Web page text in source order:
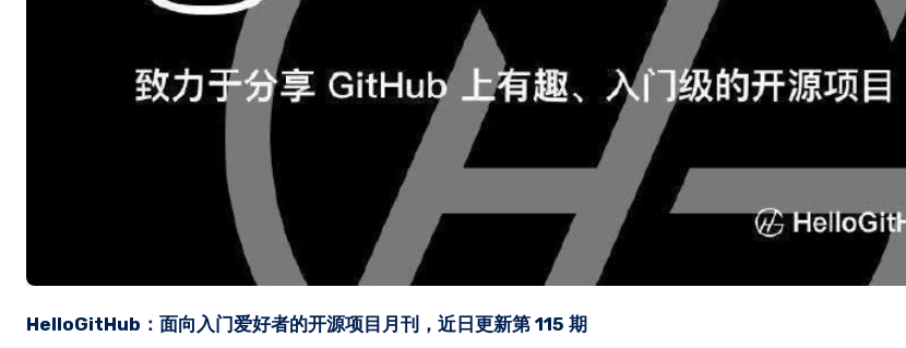
HelloGitHub：面向入门爱好者的开源项目月刊，近日更新第 115 期